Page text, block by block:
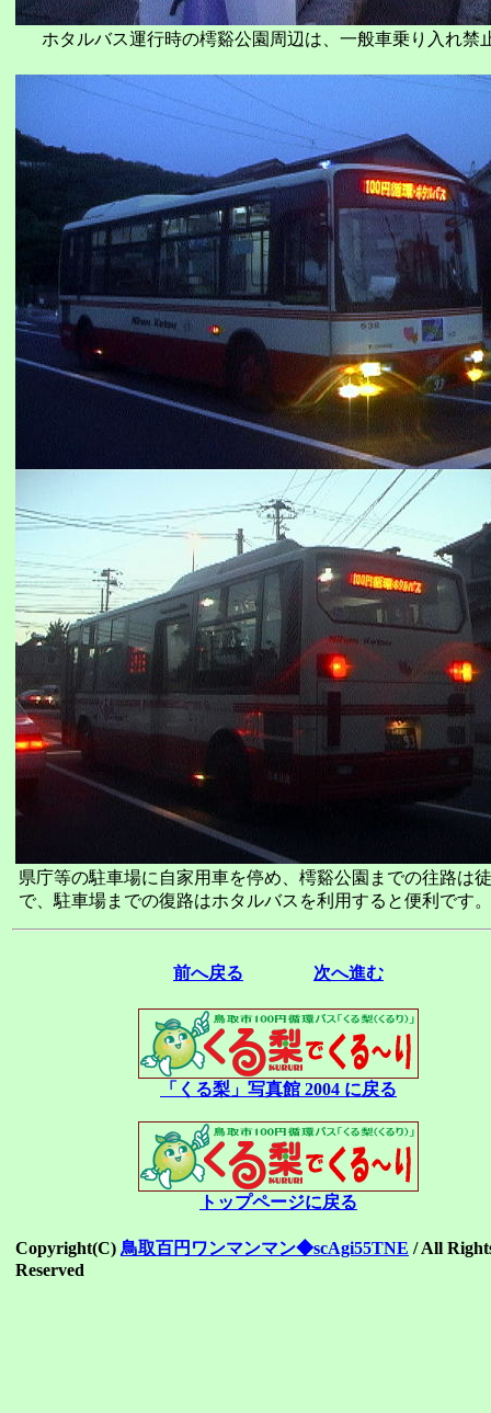
ホタルバス運行時の樗谿公園周辺は、一般車乗り入れ禁
県庁等の駐車場に自家用車を停め、樗谿公園までの往路は
で、駐車場までの復路はホタルバスを利用すると便利です。
前へ戻る 次へ進む
「くる梨」写真館 2004 に戻る
トップページに戻る
Copyright(C) 鳥取百円ワンマンマン◆scAgi55TNE / All
Reserved